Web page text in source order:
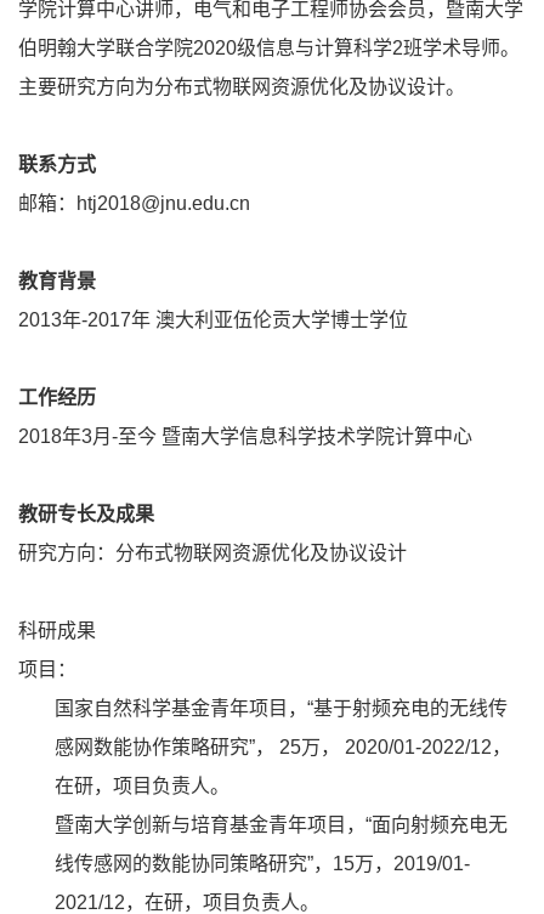
学院计算中心讲师，电气和电子工程师协会会员，暨南大学
伯明翰大学联合学院2020级信息与计算科学2班学术导师。
主要研究方向为分布式物联网资源优化及协议设计。
联系方式
邮箱：htj2018@jnu.edu.cn
教育背景
2013年-2017年 澳大利亚伍伦贡大学博士学位
工作经历
2018年3月-至今 暨南大学信息科学技术学院计算中心
教研专长及成果
研究方向：分布式物联网资源优化及协议设计
科研成果
项目：
国家自然科学基金青年项目，“基于射频充电的无线传
感网数能协作策略研究”， 25万， 2020/01-2022/12，
在研，项目负责人。
暨南大学创新与培育基金青年项目，“面向射频充电无
线传感网的数能协同策略研究”，15万，2019/01-
2021/12，在研，项目负责人。